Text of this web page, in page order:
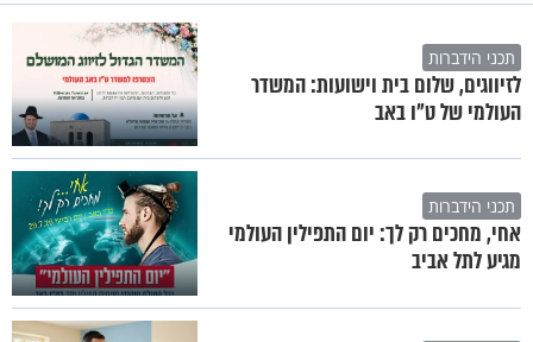
תכני הידברות
לזיווגים, שלום בית וישועות: המשדר
העולמי של ט"ו באב
תכני הידברות
אחי, מחכים רק לך: יום התפילין העולמי
מגיע לתל אביב